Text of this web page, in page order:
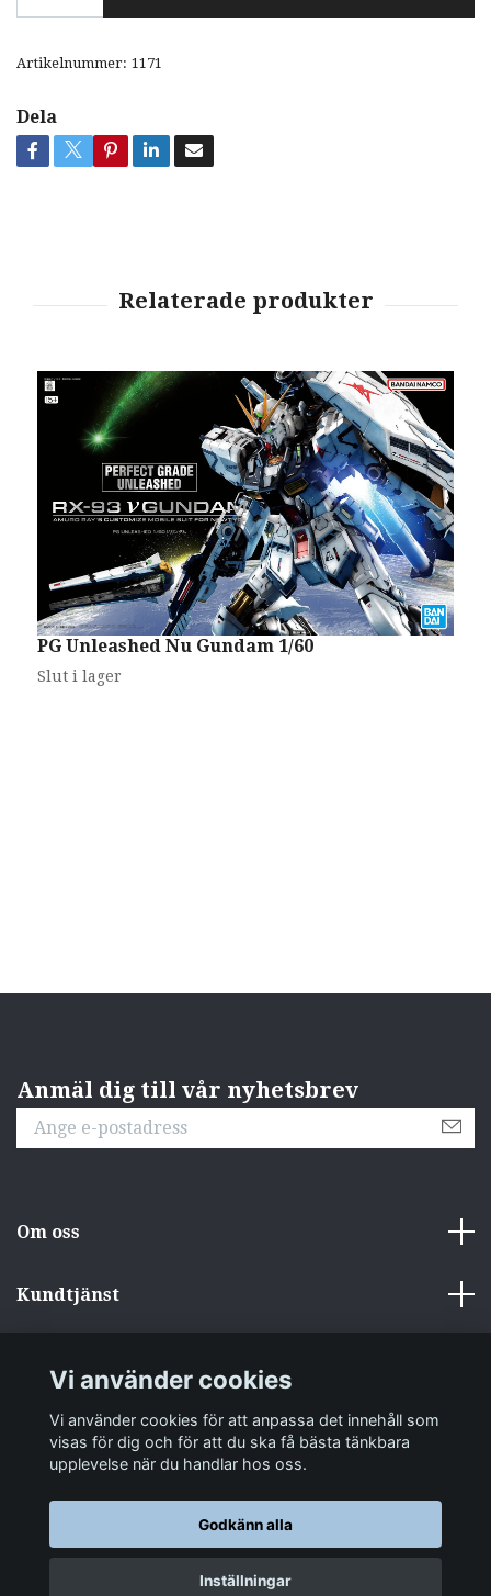
Artikelnummer: 1171
Dela
PG Unleashed Nu Gundam 1/60
Slut i lager
Anmäl dig till vår nyhetsbrev
Om oss
Kundtjänst
Sociala medier
© 2026 zakkastore.se
Vi använder cookies
Vi använder cookies för att anpassa det innehåll som
visas för dig och för att du ska få bästa tänkbara
upplevelse när du handlar hos oss.
Godkänn alla
Inställningar